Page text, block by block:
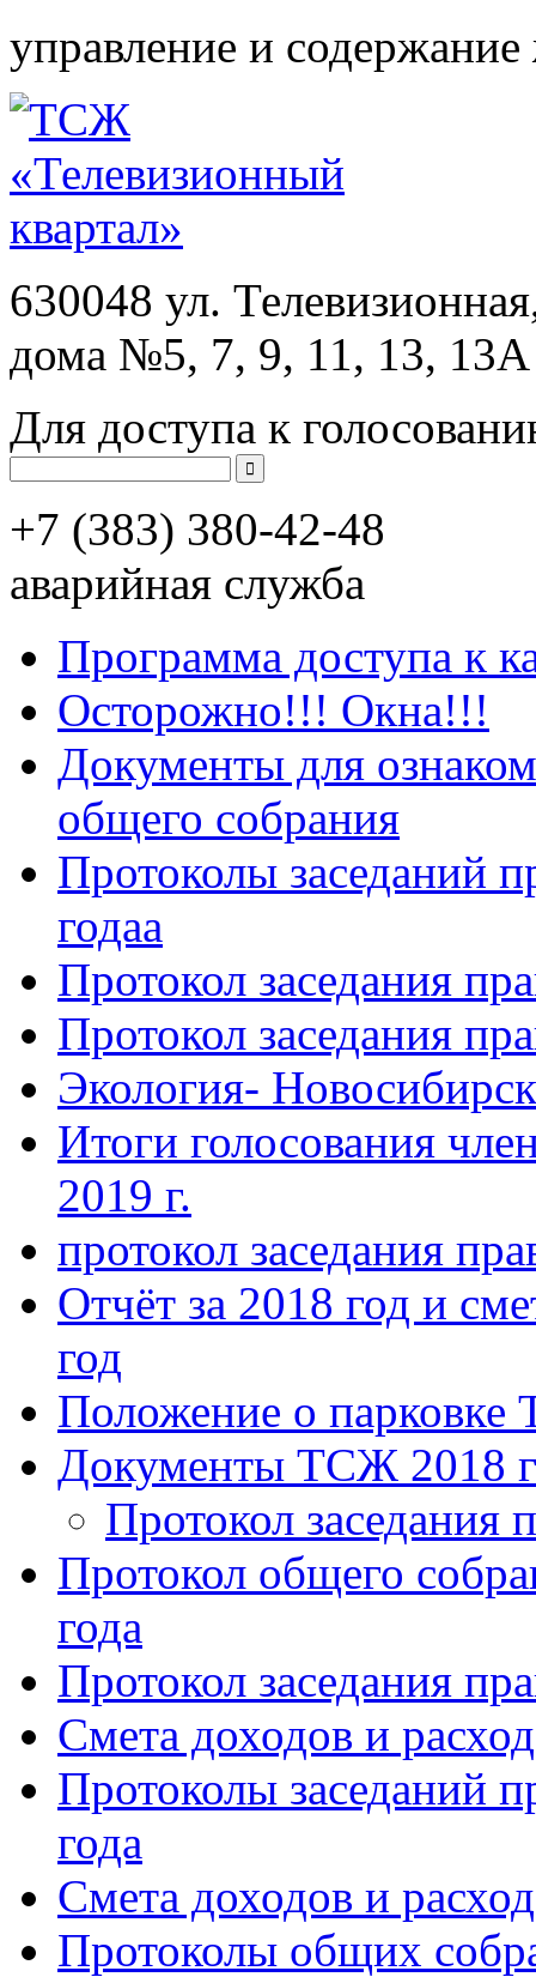
управление и
630048 ул.
дома №5, 7, 9, 11, 13, 13А
Для доступа к
+7 (383) 380-42-48
аварийная служба
Программа доступа к
Осторожно!!! Окна!!!
Документы для
общего собрания
Протоколы заседаний
годаа
Протокол заседания
Протокол заседания
Экология-
Итоги голосования
2019 г.
протокол заседания
Отчёт за 2018 год и
год
Положение о парковке
Документы ТСЖ 2018
Протокол заседания
Протокол общего
года
Протокол заседания
Смета доходов и
Протоколы заседаний
года
Смета доходов и
Протоколы общих